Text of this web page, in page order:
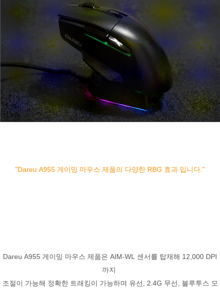
"Dareu A955 게이밍 마우스 제품의 다양한 RBG 효과 입니다."
Dareu A955 게이밍 마우스 제품은 AIM-WL 센서를 탑재해 12,000 DPI
까지
조절이 가능해 정확한 트래킹이 가능하며 유선, 2.4G 무선, 블루투스 모